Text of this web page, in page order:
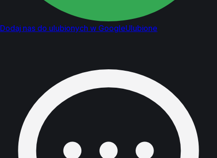
Dodaj nas do ulubionych w GoogleUlubione